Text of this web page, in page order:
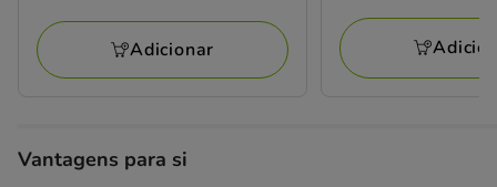
Adicionar
Vantagens para si